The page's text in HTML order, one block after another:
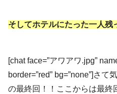
そしてホテルにたった一人残
[chat face=”アワアワ.jpg”
border=”red” bg=”none”]さて
の最終回！！ここからは最終